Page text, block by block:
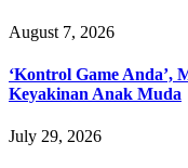
August 7, 2026
‘Kontrol Game Anda’,
Keyakinan Anak Muda
July 29, 2026